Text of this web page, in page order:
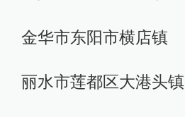
金华市东阳市横店镇
丽水市莲都区大港头镇